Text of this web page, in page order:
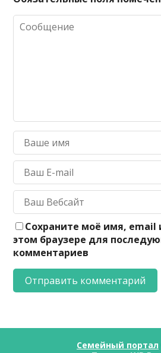
Сохраните моё имя, email
этом браузере для
комментариев
Семейный портал